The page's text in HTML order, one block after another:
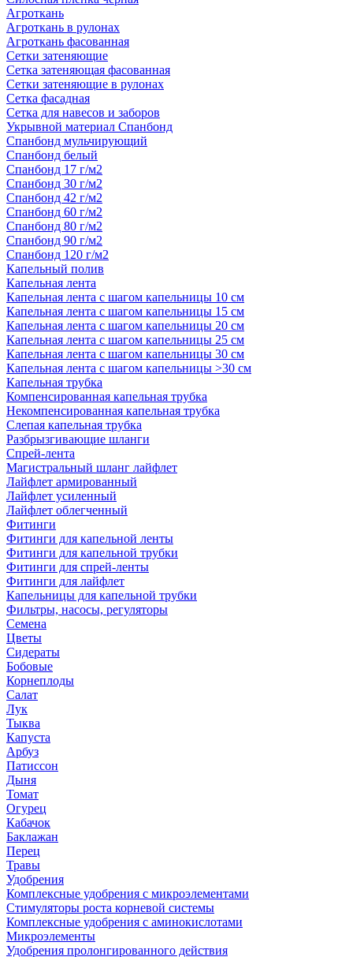
Агроткань
Агроткань в рулонах
Агроткань фасованная
Сетки затеняющие
Сетка затеняющая фасованная
Сетки затеняющие в рулонах
Сетка фасадная
Сетка для навесов и заборов
Укрывной материал Спанбонд
Спанбонд мульчирующий
Спанбонд белый
Спанбонд 17 г/м2
Спанбонд 30 г/м2
Спанбонд 42 г/м2
Спанбонд 60 г/м2
Спанбонд 80 г/м2
Спанбонд 90 г/м2
Спанбонд 120 г/м2
Капельный полив
Капельная лента
Капельная лента с шагом капельницы 10 см
Капельная лента с шагом капельницы 15 см
Капельная лента с шагом капельницы 20 см
Капельная лента с шагом капельницы 25 см
Капельная лента с шагом капельницы 30 см
Капельная лента с шагом капельницы >30 см
Капельная трубка
Компенсированная капельная трубка
Некомпенсированная капельная трубка
Слепая капельная трубка
Разбрызгивающие шланги
Спрей-лента
Магистральный шланг лайфлет
Лайфлет армированный
Лайфлет усиленный
Лайфлет облегченный
Фитинги
Фитинги для капельной ленты
Фитинги для капельной трубки
Фитинги для спрей-ленты
Фитинги для лайфлет
Капельницы для капельной трубки
Фильтры, насосы, регуляторы
Семена
Цветы
Сидераты
Бобовые
Корнеплоды
Салат
Лук
Тыква
Капуста
Арбуз
Патиссон
Дыня
Томат
Огурец
Кабачок
Баклажан
Перец
Травы
Удобрения
Комплексные удобрения с микроэлементами
Стимуляторы роста корневой системы
Комплексные удобрения с аминокислотами
Микроэлементы
Удобрения пролонгированного действия